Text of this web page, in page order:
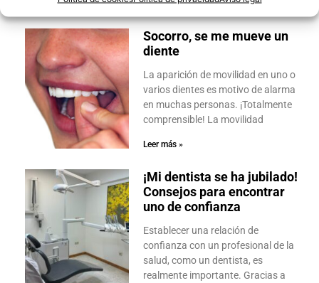
Leer más »
Socorro, se me mueve un
diente
La aparición de movilidad en uno o
varios dientes es motivo de alarma
en muchas personas. ¡Totalmente
comprensible! La movilidad
Leer más »
¡Mi dentista se ha jubilado!
Consejos para encontrar
uno de confianza
Establecer una relación de
confianza con un profesional de la
salud, como un dentista, es
realmente importante. Gracias a